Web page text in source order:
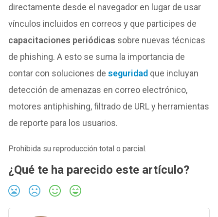
directamente desde el navegador en lugar de usar
vínculos incluidos en correos y que participes de
capacitaciones periódicas sobre nuevas técnicas
de phishing. A esto se suma la importancia de
contar con soluciones deseguridad que incluyan
detección de amenazas en correo electrónico,
motores antiphishing, filtrado de URL y herramientas
de reporte para los usuarios.
Prohibida su reproducción total o parcial.
¿Qué te ha parecido este artículo?